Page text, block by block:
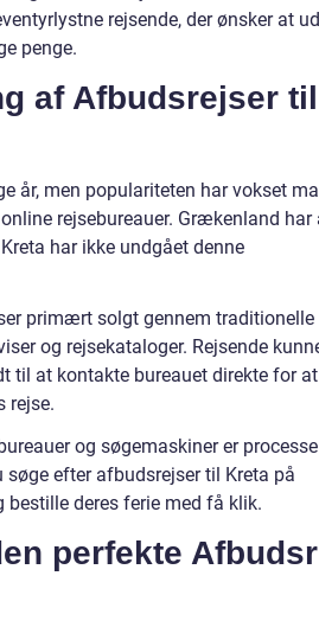
rejsende, der ønsker at
penge.
af Afbudsrejser til
år, men populariteten har vokset
rejsebureauer. Grækenland har
har ikke undgået denne
primært solgt gennem traditionelle
og rejsekataloger. Rejsende
til at kontakte bureauet direkte for
rejse.
og søgemaskiner er
søge efter afbudsrejser til Kreta på
deres ferie med få klik.
perfekte